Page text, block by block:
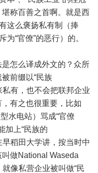
称百善之首啊。就是西
这么褒扬私有制（捧
为“官僚”的恶行）的。
怎么译成外文的？众所
前缀以“民族
有，也不会把联邦企业
，有之也很重要，比如
水电站）骂成“官僚
加上“民族的
早稻田大学讲，按当时中
做National Waseda
像私营企业被叫做“民